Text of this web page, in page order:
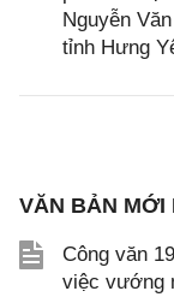
Nguyễn
tỉnh Hưng
VĂN BẢN MỚI
Công văn
việc vướng